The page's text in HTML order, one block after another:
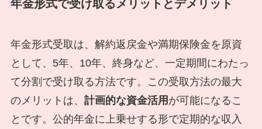
年金形式で受け取るメリットとデメリット
年金形式受取は、解約返戻金や満期保険金を原資
として、5年、10年、終身など、一定期間にわたっ
て分割で受け取る方法です。この受取方法の最大
のメリットは、 計画的な資金活用 が可能になるこ
とです。公的年金に上乗せする形で定期的な収入